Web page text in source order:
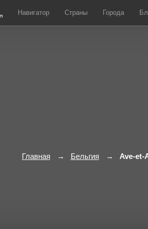
Навигатор Страны Города
Главная Бельгия Ave-et-